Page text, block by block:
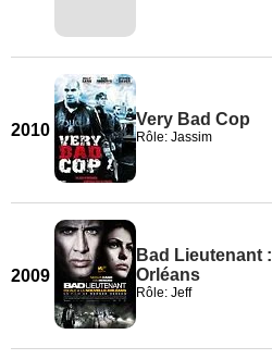
2010
Very Bad Cop
Rôle: Jassim
2009
Bad Lieutenant
Orléans
Rôle: Jeff